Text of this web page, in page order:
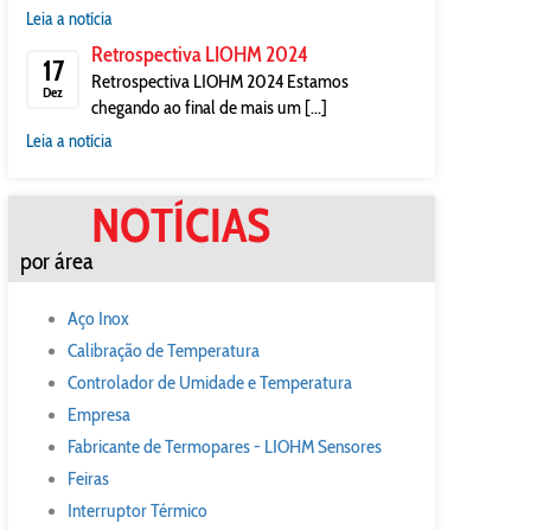
Leia a notícia
17
Dez
Retrospectiva LIOHM 2024
Retrospectiva LIOHM 2024 Estamos
chegando ao final de mais um [...]
Leia a notícia
NOTÍCIAS
por área
Aço Inox
Calibração de Temperatura
Controlador de Umidade e Temperatura
Empresa
Fabricante de Termopares - LIOHM Sensores
Feiras
Interruptor Térmico